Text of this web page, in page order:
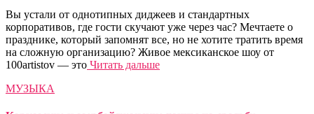
Вы устали от однотипных диджеев и стандартных
корпоративов, где гости скучают уже через час? Мечтаете о
празднике, который запомнят все, но не хотите тратить время
на сложную организацию? Живое мексиканское шоу от
100artistov — это Читать дальше
МУЗЫКА